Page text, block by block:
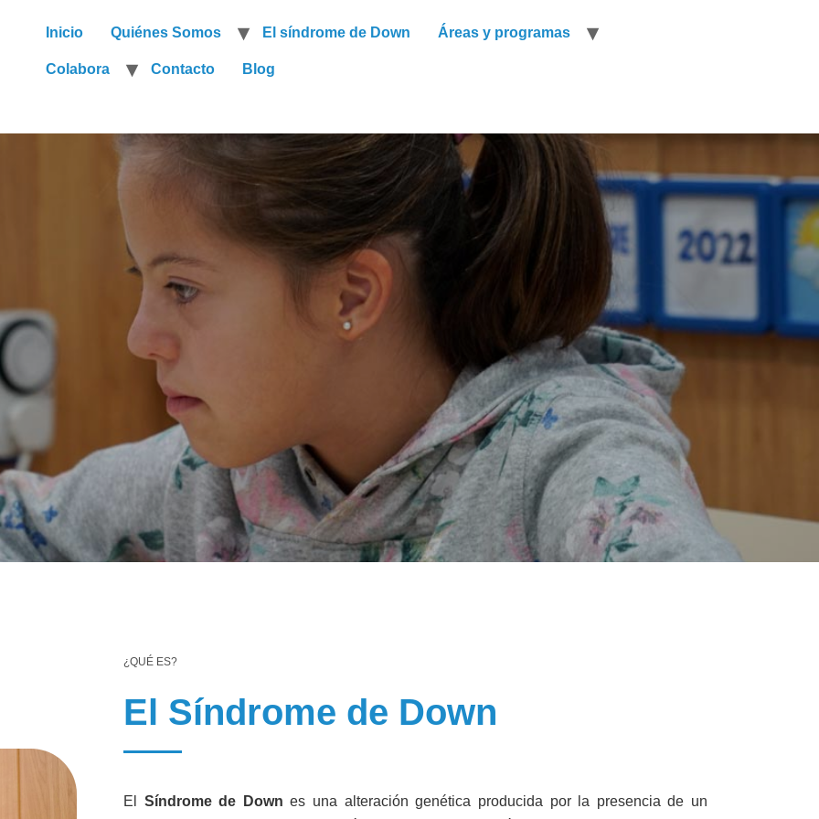
Inicio Quiénes Somos El síndrome de Down Áreas y programas
Colabora Contacto Blog
¿QUÉ ES?
El Síndrome de Down
El Síndrome de Down es una alteración genética producida por la presencia de un